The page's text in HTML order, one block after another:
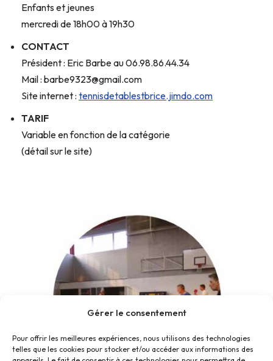
Gérer le consentement
Pour offrir les meilleures expériences, nous utilisons des technologies
telles que les cookies pour stocker et/ou accéder aux informations des
Enfants et jeunes
mercredi de 18h00 à 19h30
CONTACT
Président : Eric Barbe au 06.98.86.44.34
Mail : barbe9323@gmail.com
Site internet : tennisdetablestbrice.jimdo.com
TARIF
Variable en fonction de la catégorie
(détail sur le site)